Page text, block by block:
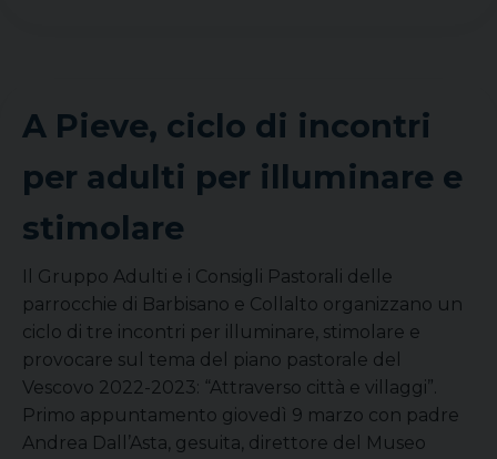
A Pieve, ciclo di incontri
per adulti per illuminare e
stimolare
Il Gruppo Adulti e i Consigli Pastorali delle
parrocchie di Barbisano e Collalto organizzano un
ciclo di tre incontri per illuminare, stimolare e
provocare sul tema del piano pastorale del
Vescovo 2022-2023: “Attraverso città e villaggi”.
Primo appuntamento giovedì 9 marzo con padre
Andrea Dall’Asta, gesuita, direttore del Museo